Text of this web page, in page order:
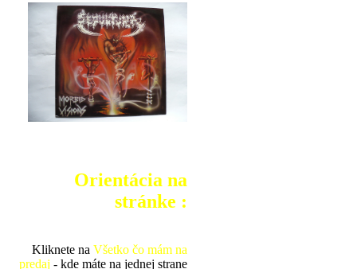
Orientácia na
stránke :
Kliknete na Všetko čo mám na
predaj - kde máte na jednej strane